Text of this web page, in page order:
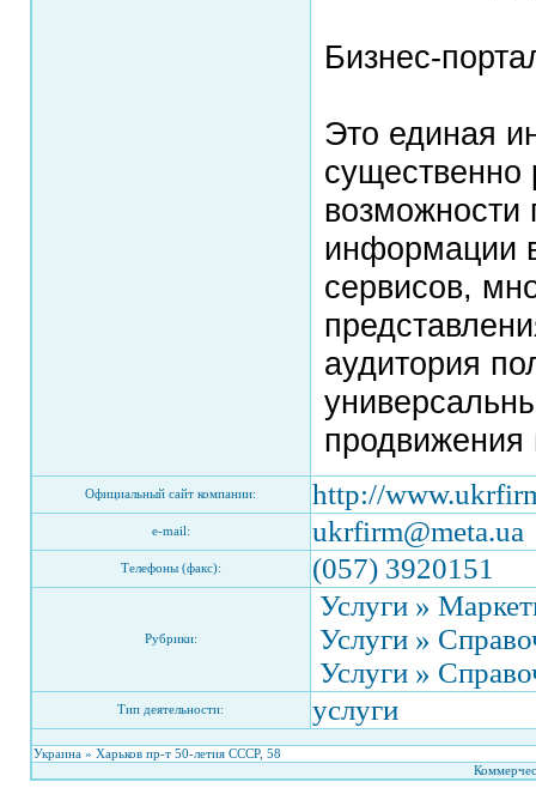
Бизнес-
Это единая
существенно
информации
сервисов,
аудитория
продвижения
Официальный сайт компании: http://
e-mail: ukrfirm@meta.ua
Телефоны (факс): (057) 3920151
Рубрики:
Услуги »
Услуги »
Услуги »
Тип деятельности: услуги
Украина » Харьков пр-т 50-летия СССР, 58